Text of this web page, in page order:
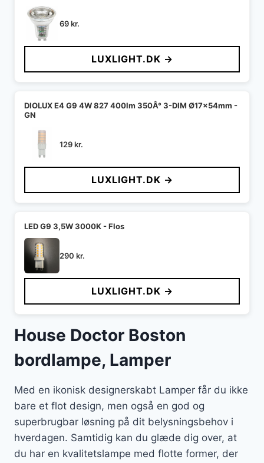
69kr.
LUXLIGHT.DK →
DIOLUX E4 G9 4W 827 400lm 350Â° 3-DIM Ø17x54mm -
GN
129kr.
LUXLIGHT.DK →
LED G9 3,5W 3000K - Flos
290 kr.
LUXLIGHT.DK →
House Doctor Boston
bordlampe, Lamper
Med en ikonisk designerskabt Lamper får du ikke
bare et flot design, men også en god og
superbrugbar løsning på dit belysningsbehov i
hverdagen. Samtidig kan du glæde dig over, at
du har en kvalitetslampe med flotte former, der